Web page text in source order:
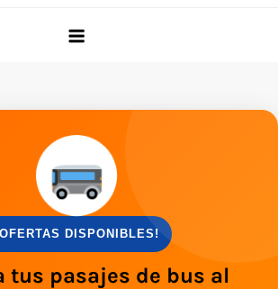
DISPONIBLES!
tus pasajes de bus al